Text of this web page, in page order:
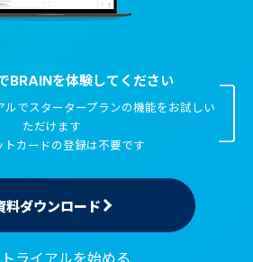
BRAINを体験してください
ルでスタータープランの機能をお試しい
ただけます
トカードの登録は不要です
料ダウンロード
ライアルを始める